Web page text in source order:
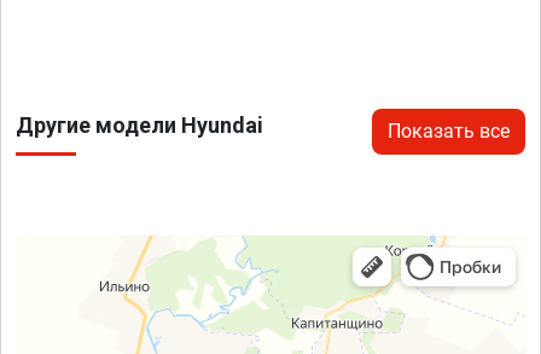
Другие модели Hyundai Показать все